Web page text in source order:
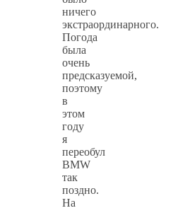
ничего
экстраординарного.
Погода
была
очень
предсказуемой,
поэтому
в
этом
году
я
переобул
BMW
так
поздно.
На